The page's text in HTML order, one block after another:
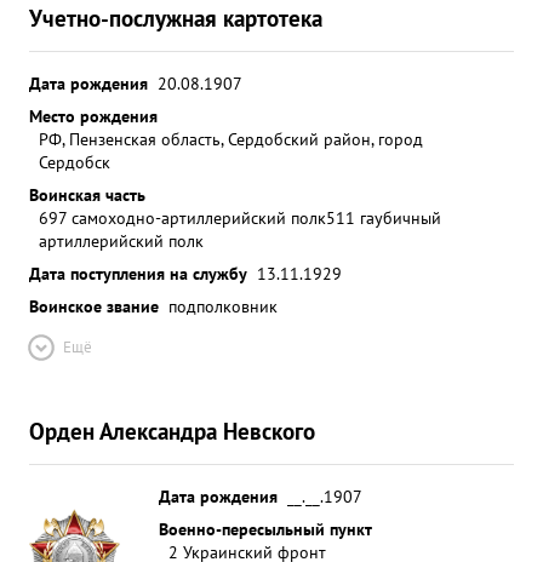
Учетно-послужная картотека
Дата рождения 20.08.1907
Место рождения
РФ, Пензенская область, Сердобский район, город
Сердобск
Воинская часть
697 самоходно-артиллерийский полк511 гаубичный
артиллерийский полк
Дата поступления на службу 13.11.1929
Воинское звание подполковник
Ещё
Орден Александра Невского
Дата рождения
__.__.1907
Военно-пересыльный пункт
2 Украинский фронт